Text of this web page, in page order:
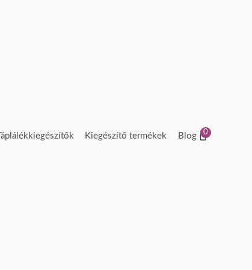
Táplálékkiegészítők Kiegészítő termékek Blog 0